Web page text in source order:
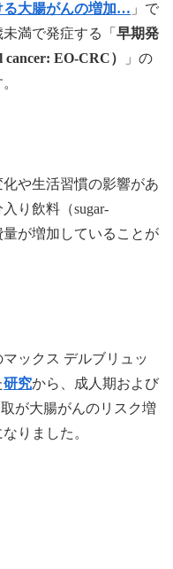
る大腸がんの増加… 」で
満で発症する「 早期発
EO-CRC）
」の
や生活習慣の影響があ
り飲料（sugar-
量が増加していることが
ックス デルブリュッ
研究から、成人期および
が大腸がんのリスク増
りました。